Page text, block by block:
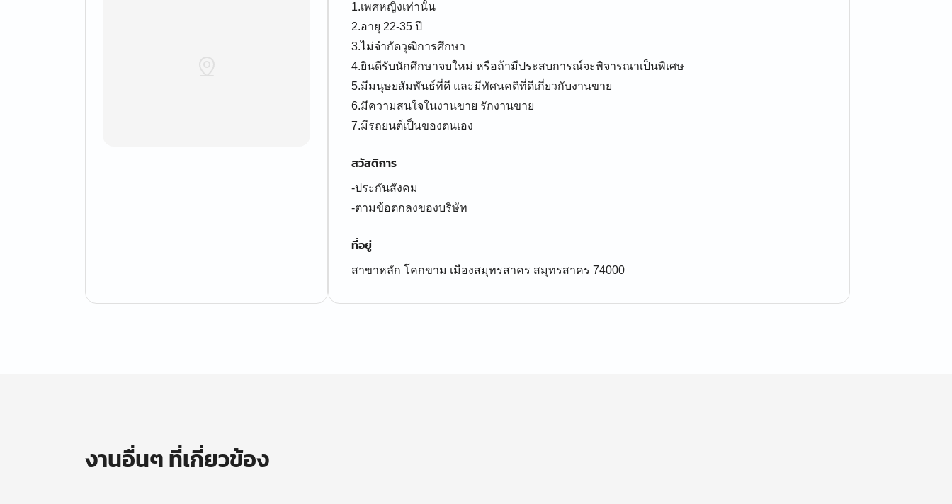
1.เพศหญิงเท่านั้น
2.อายุ 22-35 ปี
3.ไม่จำกัดวุฒิการศึกษา
4.ยินดีรับนักศึกษาจบใหม่ หรือถ้ามีประสบการณ์จะพิจารณาเป็นพิเศษ
5.มีมนุษยสัมพันธ์ที่ดี และมีทัศนคติที่ดีเกี่ยวกับงานขาย
6.มีความสนใจในงานขาย รักงานขาย
7.มีรถยนต์เป็นของตนเอง
สวัสดิการ
-ประกันสังคม
-ตามข้อตกลงของบริษัท
ที่อยู่
สาขาหลัก โคกขาม เมืองสมุทรสาคร สมุทรสาคร 74000
งานอื่นๆ ที่เกี่ยวข้อง